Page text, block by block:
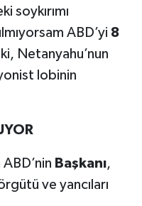
soykırımı
ABD’yi 8
Netanyahu’nun
lobinin
Başkanı,
ve yancıları